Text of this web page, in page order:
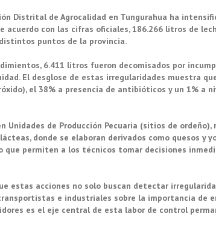
Distrital de Agrocalidad en Tungurahua ha
acuerdo con las cifras oficiales, 186.266 litros de
puntos de la provincia.
6.411 litros fueron decomisados por
El desglose de estas irregularidades muestra
el 38% a presencia de antibióticos y un 1% a
Unidades de Producción Pecuaria (sitios de
donde se elaboran derivados como quesos y
que permiten a los técnicos tomar decisiones
estas acciones no solo buscan detectar
e industriales sobre la importancia de
es el eje central de esta labor de control